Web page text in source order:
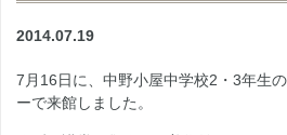
2014.07.19
7月16日に、中野小屋中学校2・3年生
ーで来館しました。